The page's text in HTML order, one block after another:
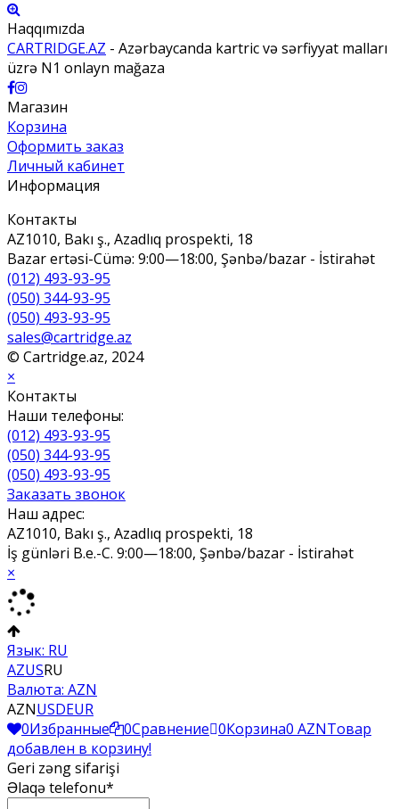
Haqqımızda
CARTRIDGE.AZ - Azərbaycanda kartric və sərfiyyat malları
üzrə N1 onlayn mağaza
Магазин
Корзина
Оформить заказ
Личный кабинет
Информация
Контакты
AZ1010, Bakı ş., Azadlıq prospekti, 18
Bazar ertəsi-Cümə: 9:00—18:00, Şənbə/bazar - İstirahət
(012) 493-93-95
(050) 344-93-95
(050) 493-93-95
sales@cartridge.az
© Cartridge.az, 2024
×
Контакты
Наши телефоны:
(012) 493-93-95
(050) 344-93-95
(050) 493-93-95
Заказать звонок
Наш адрес:
AZ1010, Bakı ş., Azadlıq prospekti, 18
İş günləri B.e.-C. 9:00—18:00, Şənbə/bazar - İstirahət
×
Язык: RU
AZUSRU
Валюта: AZN
AZNUSDEUR
0Избранные 0Сравнение 0Корзина0 AZNТовар
добавлен в корзину!
Geri zəng sifarişi
Əlaqə telefonu*